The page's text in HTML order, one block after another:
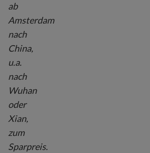
ab
Amsterdam
nach
China,
u.a.
nach
Wuhan
oder
Xian,
zum
Sparpreis.